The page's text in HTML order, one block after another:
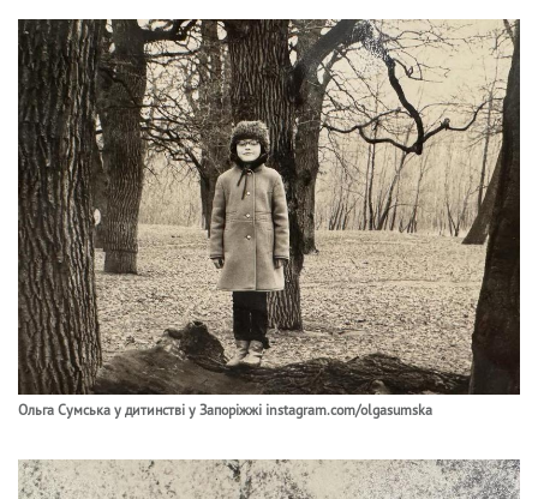
Ольга Сумська у дитинстві у Запоріжжі instagram.com/olgasumska